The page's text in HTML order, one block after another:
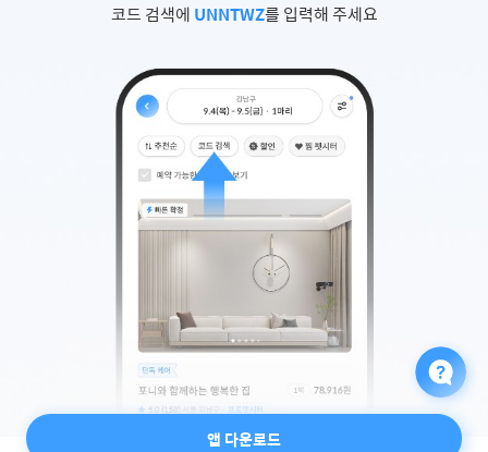
코드 검색에 UNNTWZ를 입력해 주세요
앱 다운로드